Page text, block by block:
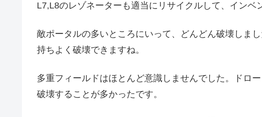
L7,L8のレゾネーターも適当にリサイクルして、インベ
敵ポータルの多いところにいって、どんどん破壊しま
持ちよく破壊できますね。
多重フィールドはほとんど意識しませんでした。ドロ
破壊することが多かったです。